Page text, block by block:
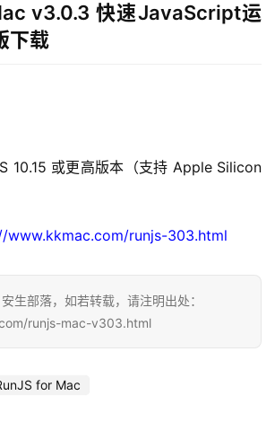
v3.0.3 快速JavaScript运
下载
10.15 或更高版本（支持 Apple Silicon
www.kkmac.com/runjs-303.html
生部落，如若转载，请注明出处：
runjs-mac-v303.html
for Mac